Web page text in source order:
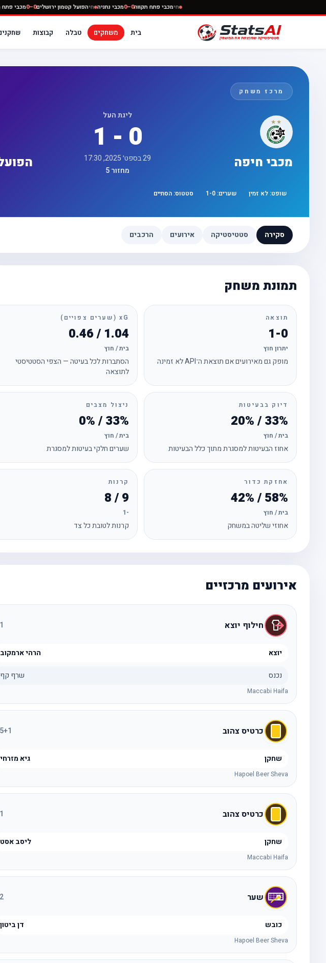
חימכבי פתח תקווה 0–0 מכבי נתניה חיהפועל קטמון ירושלים 0–0
בית משחקים טבלה קבוצות
מרכז משחק
מכבי חיפה
ליגת העל
1 - 0
29 בספט׳ 2025, 17:30
מחזור 5
שופט: לא זמין שערים: 1-0 סטטוס: הסתיים
סקירה סטטיסטיקה אירועים הרכבים
תמונת משחק
תוצאה
1-0
יתרון חוץ
מופק גם מאירועים אם תוצאת ה־API לא זמינה
xG (שערים צפויים)
1.04 / 0.46
בית / חוץ
הסתברות לכל בעיטה — הצפי הסטטיסטי
לתוצאה
דיוק בבעיטות
33% / 20%
בית / חוץ
אחוז הבעיטות למסגרת מתוך כלל הבעיטות
ניצול מצבים
33% / 0%
בית / חוץ
שערים חלקי בעיטות למסגרת
אחזקת כדור
58% / 42%
בית / חוץ
אחוזי שליטה במשחק
קרנות
9 / 8
-1
קרנות לטובת כל צד
אירועים מרכזיים
חילוף יוצא
יוצא הרהי ארמקוב
נכנס שרף קף
Maccabi Haifa
כרטיס צהוב +1
שחקן גיא מזרחי
Hapoel Beer Sheva
כרטיס צהוב
שחקן ליסב אסט
Maccabi Haifa
שער
כובש דן ביטון
Hapoel Beer Sheva